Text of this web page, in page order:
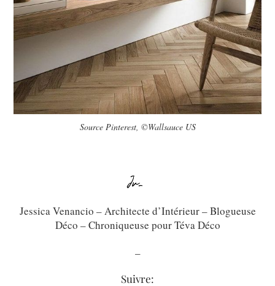
Source Pinterest, ©Wallsauce US
Jessica Venancio – Architecte d’Intérieur – Blogueuse
Déco – Chroniqueuse pour Téva Déco
Suivre: